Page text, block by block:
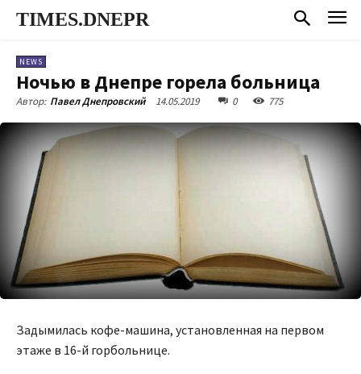
TIMES.DNEPR
NEWS
Ночью в Днепре горела больница
Автор: Павел Днепровский 14.05.2019 0 775
Задымилась кофе-машина, установленная на первом
этаже в 16-й горбольнице.